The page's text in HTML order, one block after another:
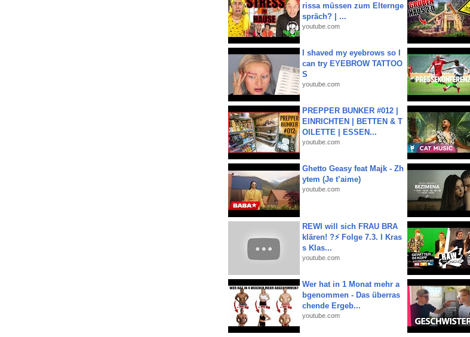
rissa müssen zum Elternge
spräch? | ...
youtube.com
I shaved my eyebrows so I
can try EYEBROW TATTOO
S
youtube.com
PREPPER BUNKER #012 |
EINRICHTEN | BETTEN & T
OILETTE | ESSEN...
youtube.com
Ghetto Geasy feat Majk - Zh
ytem (Je t’aime)
youtube.com
REWI will sich FRAU BRA
klären! ?⚡️ Folge 7.3. I Kras
s Klas...
youtube.com
Wer hat in 1 Monat mehr a
bgenommen - Das überras
chende Ergeb...
youtube.com